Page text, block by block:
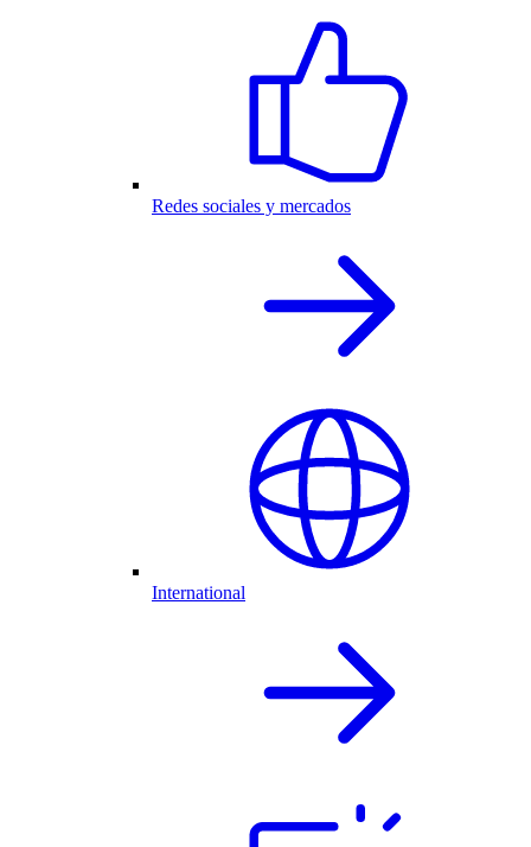
Redes sociales y mercados
International